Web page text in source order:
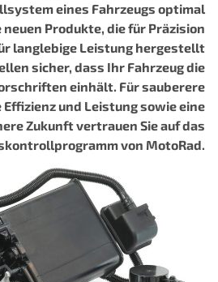
eines Fahrzeugs optimal
Produkte, die für Präzision
langlebige Leistung hergestellt
sicher, dass Ihr Fahrzeug die
einhält. Für sauberere
und Leistung sowie eine
Zukunft vertrauen Sie auf das
von MotoRad.